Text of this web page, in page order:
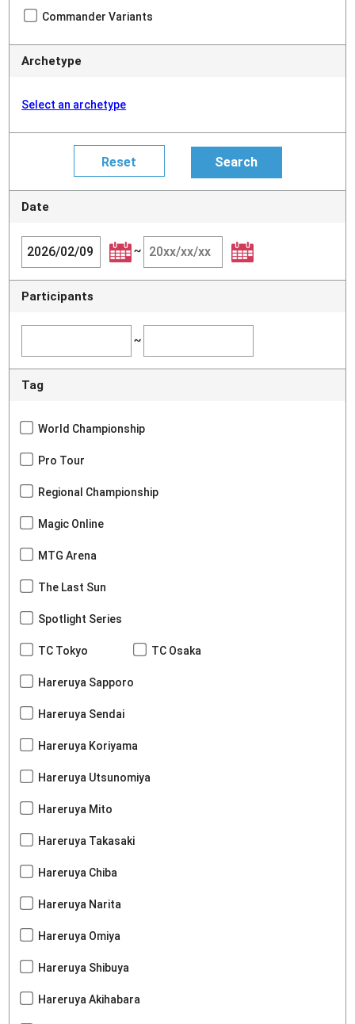
Commander Variants
Archetype
Select an archetype
Date
~
Participants
~
Tag
World Championship
Pro Tour
Regional Championship
Magic Online
MTG Arena
The Last Sun
Spotlight Series
TC Tokyo TC Osaka
Hareruya Sapporo
Hareruya Sendai
Hareruya Koriyama
Hareruya Utsunomiya
Hareruya Mito
Hareruya Takasaki
Hareruya Chiba
Hareruya Narita
Hareruya Omiya
Hareruya Shibuya
Hareruya Akihabara